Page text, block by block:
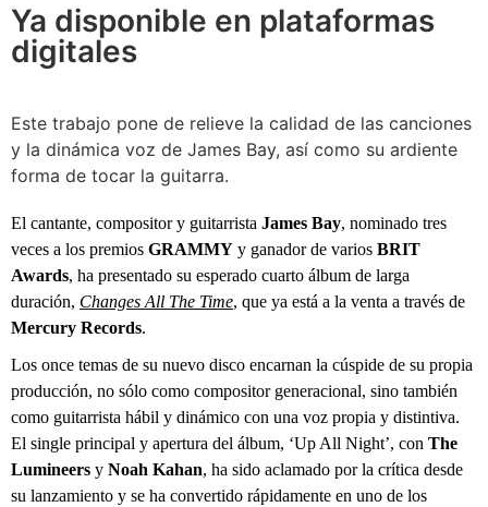
Ya disponible en plataformas
digitales
Este trabajo pone de relieve la calidad de las canciones
y la dinámica voz de James Bay, así como su ardiente
forma de tocar la guitarra.
El cantante, compositor y guitarrista James Bay, nominado tres
veces a los premios GRAMMY y ganador de varios BRIT
Awards, ha presentado su esperado cuarto álbum de larga
duración, Changes All The Time, que ya está a la venta a través de
Mercury Records.
Los once temas de su nuevo disco encarnan la cúspide de su propia
producción, no sólo como compositor generacional, sino también
como guitarrista hábil y dinámico con una voz propia y distintiva.
El single principal y apertura del álbum, ‘Up All Night’, con The
Lumineers y Noah Kahan, ha sido aclamado por la crítica desde
su lanzamiento y se ha convertido rápidamente en uno de los